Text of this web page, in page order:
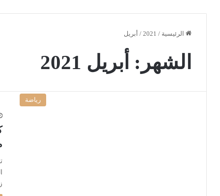
الرئيسية /
2021
/ أبريل
الشهر: أبريل 2021
رياضة